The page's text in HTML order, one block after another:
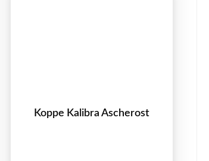
Koppe Kalibra Ascherost